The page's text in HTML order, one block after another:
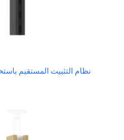
نظام التثبيت المستقيم